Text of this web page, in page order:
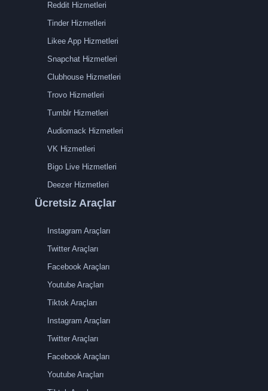
Reddit Hizmetleri
Tinder Hizmetleri
Likee App Hizmetleri
Snapchat Hizmetleri
Clubhouse Hizmetleri
Trovo Hizmetleri
Tumblr Hizmetleri
Audiomack Hizmetleri
VK Hizmetleri
Bigo Live Hizmetleri
Deezer Hizmetleri
Ücretsiz Araçlar
Instagram Araçları
Twitter Araçları
Facebook Araçları
Youtube Araçları
Tiktok Araçları
Instagram Araçları
Twitter Araçları
Facebook Araçları
Youtube Araçları